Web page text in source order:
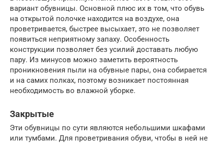
вариант обувницы. Основной плюс их в том, что обувь
на открытой полочке находится на воздухе, она
проветривается, быстрее высыхает, это не позволяет
появиться неприятному запаху. Особенность
конструкции позволяет без усилий доставать любую
пару. Из минусов можно заметить вероятность
проникновения пыли на обувные пары, она собирается
и на самих полках, поэтому возникает постоянная
необходимость во влажной уборке.
Закрытые
Эти обувницы по сути являются небольшими шкафами
или тумбами. Для проветривания обуви, чтобы в ней не